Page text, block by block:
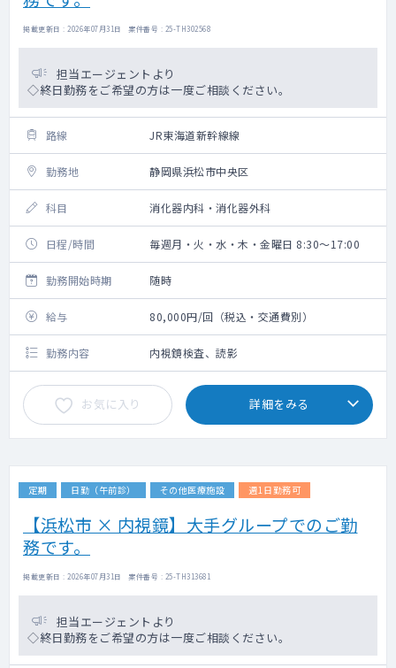
掲載更新日 : 2026年07月31日 案件番号 : 25-TH302568
担当エージェントより
◇終日勤務をご希望の方は一度ご相談ください。
路線 JR東海道新幹線線
勤務地 静岡県浜松市中央区
科目 消化器内科・消化器外科
日程/時間 毎週月・火・水・木・金曜日 8:30～17:00
勤務開始時期 随時
給与 80,000円/回（税込・交通費別）
勤務内容 内視鏡検査、読影
お気に入り 詳細をみる
定期 日勤（午前診） その他医療施設 週1日勤務可
【浜松市 × 内視鏡】大手グループでのご勤
務です。
掲載更新日 : 2026年07月31日 案件番号 : 25-TH313681
担当エージェントより
◇終日勤務をご希望の方は一度ご相談ください。